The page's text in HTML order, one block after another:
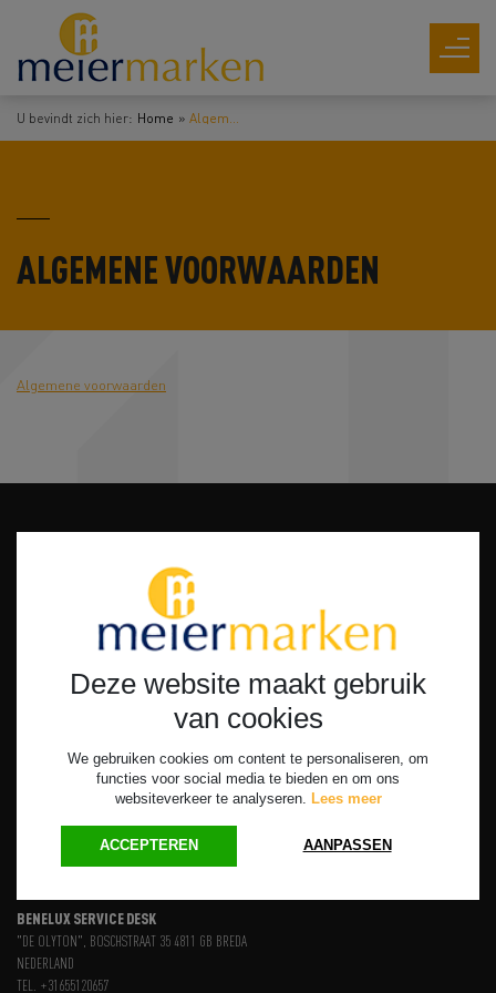
Deze website maakt gebruik
van cookies
We gebruiken cookies om content te personaliseren, om
functies voor social media te bieden en om ons
websiteverkeer te analyseren. Lees meer
ACCEPTEREN AANPASSEN
U bevindt zich hier: Home Algemene voorwaarden
ALGEMENE VOORWAARDEN
Algemene voorwaarden
Eigen desks in Duitsland en Nederland
Wij denken graag met u mee, ook strategisch
HOME SERVICES NIEUWS OVER ONS CONTACT

BENELUX SERVICE DESK
"DE OLYTON", BOSCHSTRAAT 35 4811 GB BREDA
NEDERLAND
TEL. +31655120657